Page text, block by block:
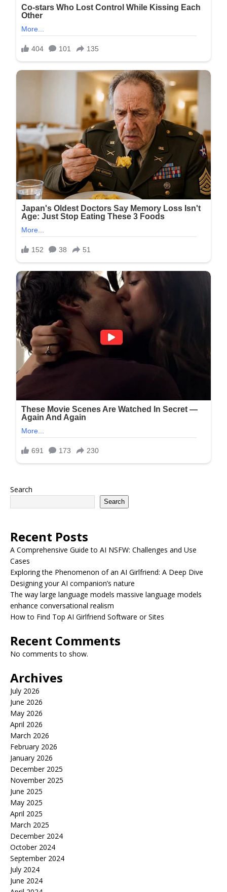
Search
Search
Recent Posts
A Comprehensive Guide to AI NSFW: Challenges and Use
Cases
Exploring the Phenomenon of an AI Girlfriend: A Deep Dive
Designing your AI companion’s nature
The way large language models massive language models
enhance conversational realism
How to Find Top AI Girlfriend Software or Sites
Recent Comments
No comments to show.
Archives
July 2026
June 2026
May 2026
April 2026
March 2026
February 2026
January 2026
December 2025
November 2025
June 2025
May 2025
April 2025
March 2025
December 2024
October 2024
September 2024
July 2024
June 2024